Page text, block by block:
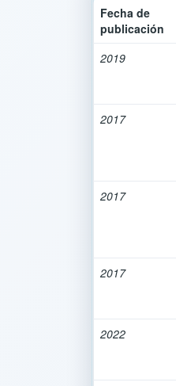
Fecha de
publicación
2019
2017
2017
2017
2022